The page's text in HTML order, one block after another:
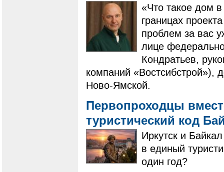
«Что такое дом
границах
проблем за вас
лице
Кондратьев,
компаний «Востсибстрой»),
Ново-Ямской.
Первопроходцы
туристический код
Иркутск и
в единый
один год?